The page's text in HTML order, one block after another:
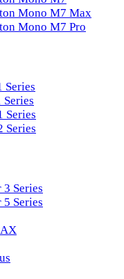
Mono M7 Max
Mono M7 Pro
Series
Series
Series
Series
Series
Series